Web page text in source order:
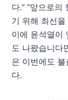
다.” “앞으로
기 위해 최선을
이에 윤석열이
도 나왔습니다
은 이번에도
다.